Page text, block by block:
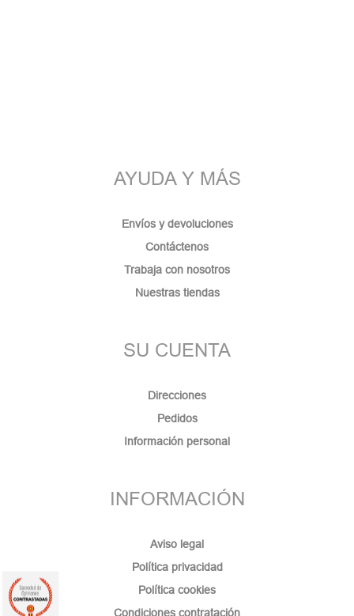
AYUDA Y MÁS
Envíos y devoluciones
Contáctenos
Trabaja con nosotros
Nuestras tiendas
SU CUENTA
Direcciones
Pedidos
Información personal
INFORMACIÓN
Aviso legal
Política privacidad
Política cookies
Condiciones contratación